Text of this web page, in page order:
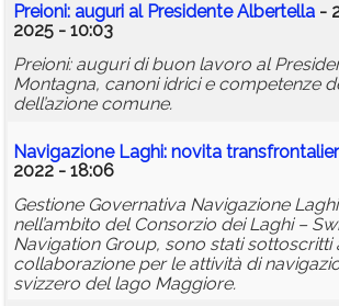
Annunci
Preioni: auguri al Presidente Albertella -
2025 - 10:03
Preioni: auguri di buon lavoro al
Montagna, canoni idrici e competenze
dell’azione comune.
Navigazione Laghi: novita
2022 - 18:06
Gestione Governativa Navigazione
nell’ambito del Consorzio dei Laghi –
Navigation Group, sono stati sottoscritti
collaborazione per le attività di
svizzero del lago Maggiore.